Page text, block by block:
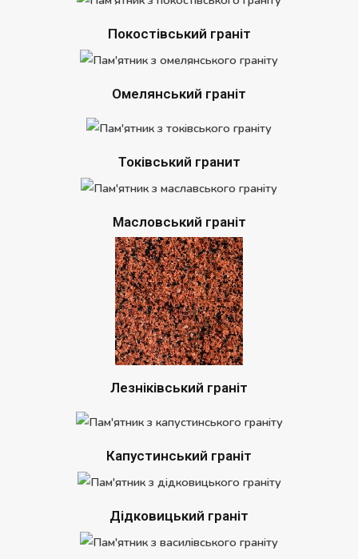
Покостівський граніт
Омелянський граніт
Токівський гранит
Масловський граніт
Лезніківський граніт
Капустинський граніт
Дідковицький граніт